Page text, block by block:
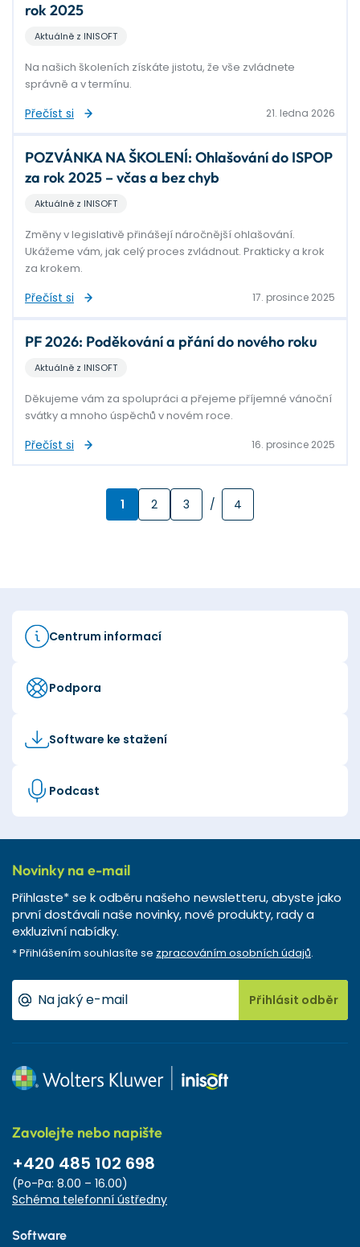
rok 2025
Aktuálně z INISOFT
Na našich školeních získáte jistotu, že vše zvládnete
správně a v termínu.
Přečíst si 21. ledna 2026
POZVÁNKA NA ŠKOLENÍ: Ohlašování do ISPOP
za rok 2025 – včas a bez chyb
Aktuálně z INISOFT
Změny v legislativě přinášejí náročnější ohlašování.
Ukážeme vám, jak celý proces zvládnout. Prakticky a krok
za krokem.
Přečíst si 17. prosince 2025
PF 2026: Poděkování a přání do nového roku
Aktuálně z INISOFT
Děkujeme vám za spolupráci a přejeme příjemné vánoční
svátky a mnoho úspěchů v novém roce.
Přečíst si 16. prosince 2025
1 2 3 / 4
Centrum informací
Podpora
Software ke stažení
Podcast
Novinky na e-mail
Přihlaste* se k odběru našeho newsletteru, abyste jako
první dostávali naše novinky, nové produkty, rady a
exkluzivní nabídky.
* Přihlášením souhlasíte se zpracováním osobních údajů.
Přihlásit odběr
Zavolejte nebo napište
+420 485 102 698
(Po-Pa: 8.00 – 16.00)
Schéma telefonní ústředny
Software